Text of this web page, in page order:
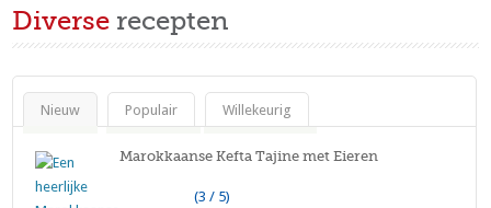
Diverse recepten
Nieuw Populair Willekeurig
Marokkaanse Kefta Tajine met Eieren
(3 / 5)